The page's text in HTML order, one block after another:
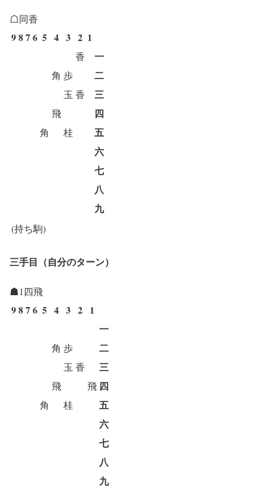
☖同香
9876 5 4 3 2 1
香 一
角 歩 二
玉 香 三
飛 四
角 桂
五
六
七
八
九
(持ち駒)
三手目（自分のターン）
☗1四飛
9876 5 4 3 2 1
一
角 歩 二
玉 香 三
飛 飛 四
角 桂
五
六
七
八
九